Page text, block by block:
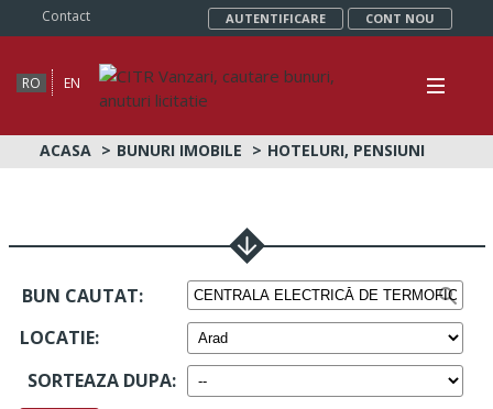
Contact AUTENTIFICARE CONT NOU
RO EN
ACASA BUNURI IMOBILE HOTELURI, PENSIUNI
BUN CAUTAT:
LOCATIE:
SORTEAZA DUPA: